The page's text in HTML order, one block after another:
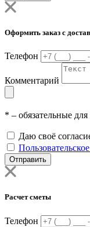
Оформить заказ с
Телефон
Комментарий
* – обязательные
Даю своё
Отправить
Расчет сметы
Телефон